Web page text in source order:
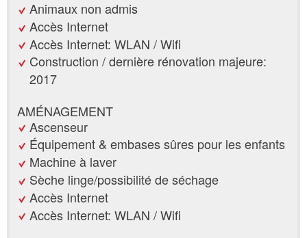
Animaux non admis
Accès Internet
Accès Internet: WLAN / Wifi
Construction / dernière rénovation majeure:
2017
AMÉNAGEMENT
Ascenseur
Équipement & embases sûres pour les enfants
Machine à laver
Sèche linge/possibilité de séchage
Accès Internet
Accès Internet: WLAN / Wifi